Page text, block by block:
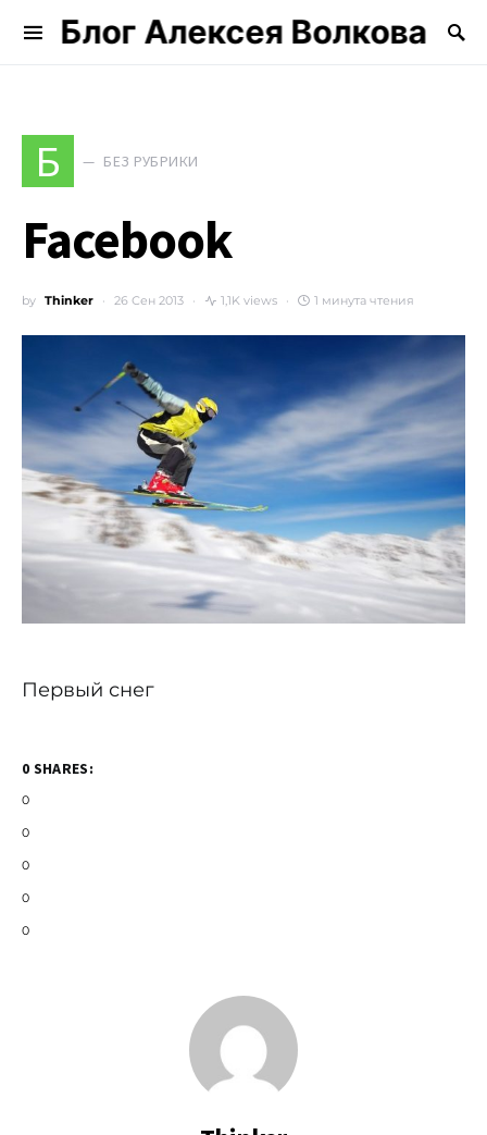
Блог Алексея Волкова
Search for:
Б БЕЗ РУБРИКИ
Facebook
by Thinker 26 Сен 2013 1,1K views 1 минута чтения
Первый снег
0 SHARES:
0
0
0
0
0